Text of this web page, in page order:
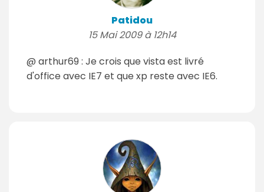
Patidou
15 Mai 2009 à 12h14
@ arthur69 : Je crois que vista est livré
d'office avec IE7 et que xp reste avec IE6.